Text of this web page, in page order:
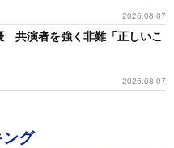
2026.08.07
共演者を強く非難「正しいこ
2026.08.07
ング